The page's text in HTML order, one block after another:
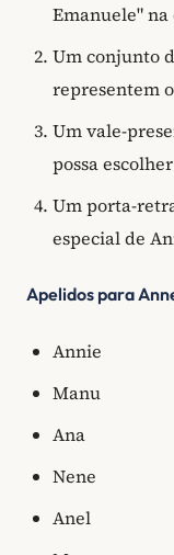
Emanuele" na
Um conjunto
representem
Um vale-
possa
Um porta-
especial de
Apelidos para
Annie
Manu
Ana
Nene
Anel